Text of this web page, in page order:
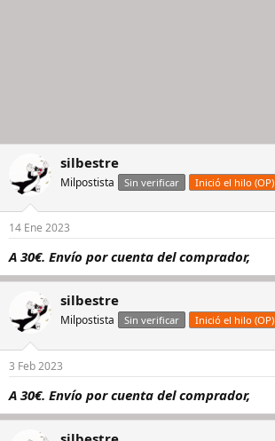
silbestre
Milpostista Sin verificar Inició el hilo (OP)
14 Ene 2023
A 30€. Envío por cuenta del comprador,
silbestre
Milpostista Sin verificar Inició el hilo (OP)
3 Feb 2023
A 30€. Envío por cuenta del comprador,